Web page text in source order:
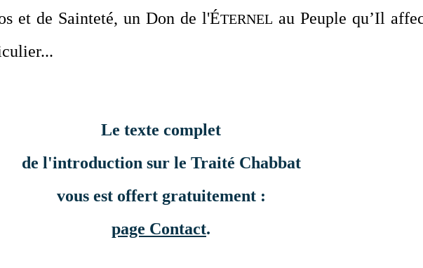
et de Sainteté, un Don de l'ÉTERNEL au Peuple qu’Il
Le texte complet
de l'introduction sur le Traité Chabbat
vous est offert gratuitement :
page Contact.